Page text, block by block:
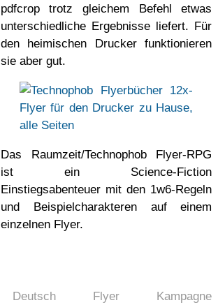
pdfcrop trotz gleichem Befehl etwas
unterschiedliche Ergebnisse liefert. Für
den heimischen Drucker funktionieren
sie aber gut.
Das Raumzeit/Technophob Flyer-RPG
ist ein Science-Fiction
Einstiegsabenteuer mit den 1w6-Regeln
und Beispielcharakteren auf einem
einzelnen Flyer.
Deutsch Flyer
Kampagne